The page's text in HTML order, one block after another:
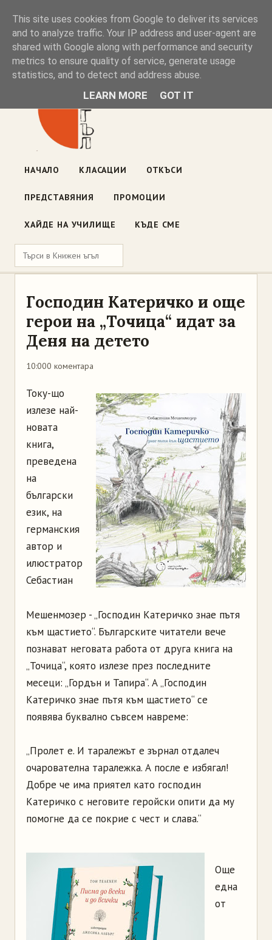
Книжен ъгъл
Блог на книжарницата — класации, откъси, нови книги
ул. „Оборище" 117, София· пон–пет 10:00–19:00 ·
НАЧАЛО КЛАСАЦИИ ОТКЪСИ
ПРЕДСТАВЯНИЯ ПРОМОЦИИ
ХАЙДЕ НА УЧИЛИЩЕ КЪДЕ СМЕ
Господин Катеричко и още
герои на „Точица“ идат за
Деня на детето
10:000 коментара
Току-що
излезе най-
новата
книга,
преведена
на
български
език, на
германския
автор и
илюстратор
Себастиан
Мешенмозер - „Господин Катеричко знае пътя
към щастието“. Българските читатели вече
познават неговата работа от друга книга на
„Точица“, която излезе през последните
месеци: „Гордън и Тапира“. А „Господин
Катеричко знае пътя към щастието“ се
появява буквално съвсем навреме:
„Пролет е. И таралежът е зърнал отдалеч
очарователна таралежка. А после е избягал!
Добре че има приятел като господин
Катеричко с неговите геройски опити да му
помогне да се покрие с чест и слава.“
Още
една
от
This site uses cookies from Google to deliver its services
and to analyze traffic. Your IP address and user-agent are
shared with Google along with performance and security
metrics to ensure quality of service, generate usage
statistics, and to detect and address abuse.
LEARN MORE GOT IT